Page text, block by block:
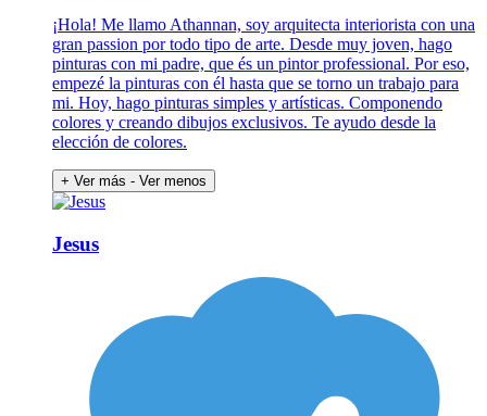
¡Hola! Me llamo Athannan, soy arquitecta interiorista con una
gran passion por todo tipo de arte. Desde muy joven, hago
pinturas con mi padre, que és un pintor professional. Por eso,
empezé la pinturas con él hasta que se torno un trabajo para
mi. Hoy, hago pinturas simples y artísticas. Componendo
colores y creando dibujos exclusivos. Te ayudo desde la
elección de colores.
+ Ver más - Ver menos
Jesus